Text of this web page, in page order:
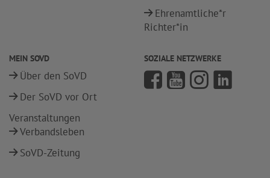
Ehrenamtliche*r
Richter*in
MEIN SOVD
Über den SoVD
Der SoVD vor Ort
Veranstaltungen
Verbandsleben
SoVD-Zeitung
SOZIALE NETZWERKE